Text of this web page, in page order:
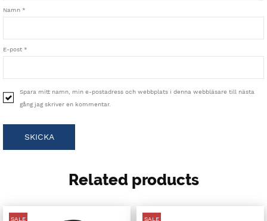
Namn*
E-post*
Spara mitt namn, min e-postadress och webbplats i denna webbläsare till nästa
gång jag skriver en kommentar.
Related products
SALE SALE